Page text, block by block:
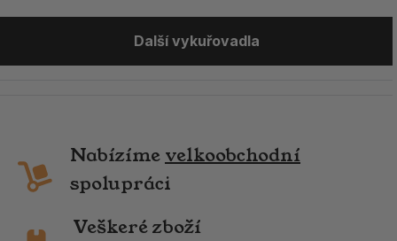
Další vykuřovadla
Nabízíme velkoobchodní
spolupráci
Veškeré zboží